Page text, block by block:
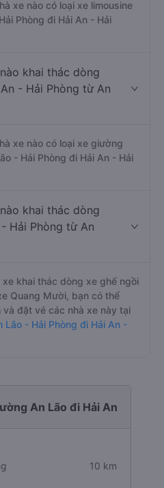
xe nào có loại xe limousine
Phòng đi Hải An - Hải
khai thác dòng
- Hải Phòng từ An
xe nào có loại xe giường
- Hải Phòng đi Hải An - Hải
khai thác dòng
Hải Phòng từ An
khai thác dòng xe ghế ngồi
Quang Mười, bạn có thể
đặt vé các nhà xe này tại
Lão - Hải Phòng đi Hải An -
An Lão đi Hải An
10 km